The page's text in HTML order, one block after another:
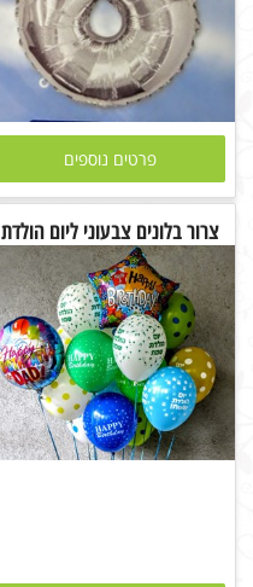
פרטים נוספים
צרור בלונים צבעוני ליום הולדת